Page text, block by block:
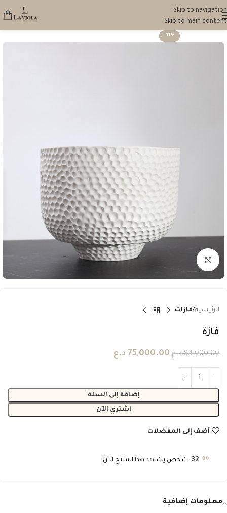
Skip to navigation
Skip to main content
-11%
انقر للتكبير
الرئيسية فازات
فازة
84,000.00 د.ع 75,000.00 د.ع
إضافة إلى السلة
اشتري الآن
أضف إلى المفضلات
32 شخص يشاهد هذا المنتج الآن!
معلومات إضافية